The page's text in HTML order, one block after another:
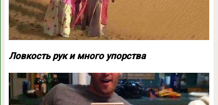
Ловкость рук и много упорства